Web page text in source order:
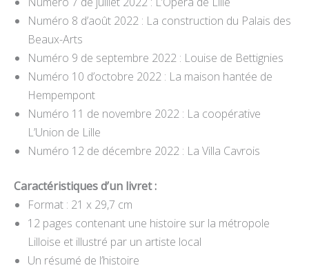
Numéro 8 d’août 2022 : La construction du Palais des
Beaux-Arts
Numéro 9 de septembre 2022 : Louise de Bettignies
Numéro 10 d’octobre 2022 : La maison hantée de
Hempempont
Numéro 11 de novembre 2022 : La coopérative
L’Union de Lille
Numéro 12 de décembre 2022 : La Villa Cavrois
Caractéristiques d’un livret :
Format : 21 x 29,7 cm
12 pages contenant une histoire sur la métropole
Lilloise et illustré par un artiste local
Un résumé de l’histoire